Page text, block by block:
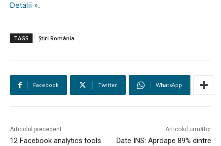
Detalii ».
TAGS Știri România
Facebook Twitter WhatsApp
Articolul precedent
12 Facebook analytics tools
Articolul următor
Date INS: Aproape 89% dintre